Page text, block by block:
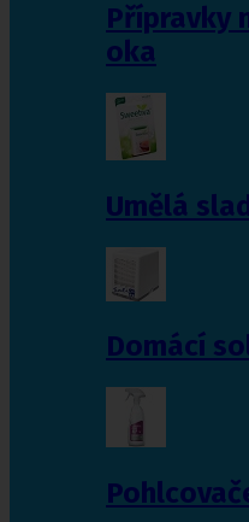
Přípravky
oka
Umělá
Domácí